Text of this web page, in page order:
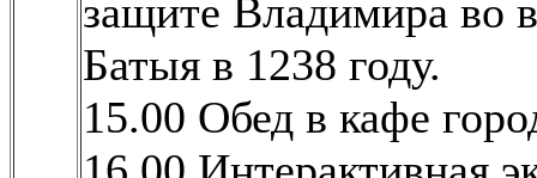
защите Владимира во
Батыя в 1238 году.
15.00 Обед в кафе